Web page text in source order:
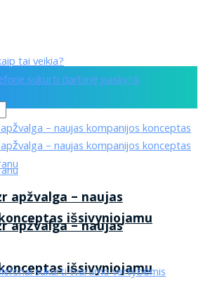
tai veikia?
sukurti darbinę paskyrą
apžvalga – naujas
išsivyniojamu
apžvalga – naujas
išsivyniojamu